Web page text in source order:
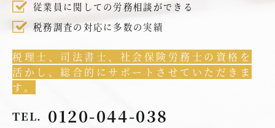
従業員に関しての労務相談ができる
税務調査の対応に多数の実績
税理士、司法書士、社会保険労務士の資格を
活かし、総合的にサポートさせていただきま
す。
TEL. 0120-044-038